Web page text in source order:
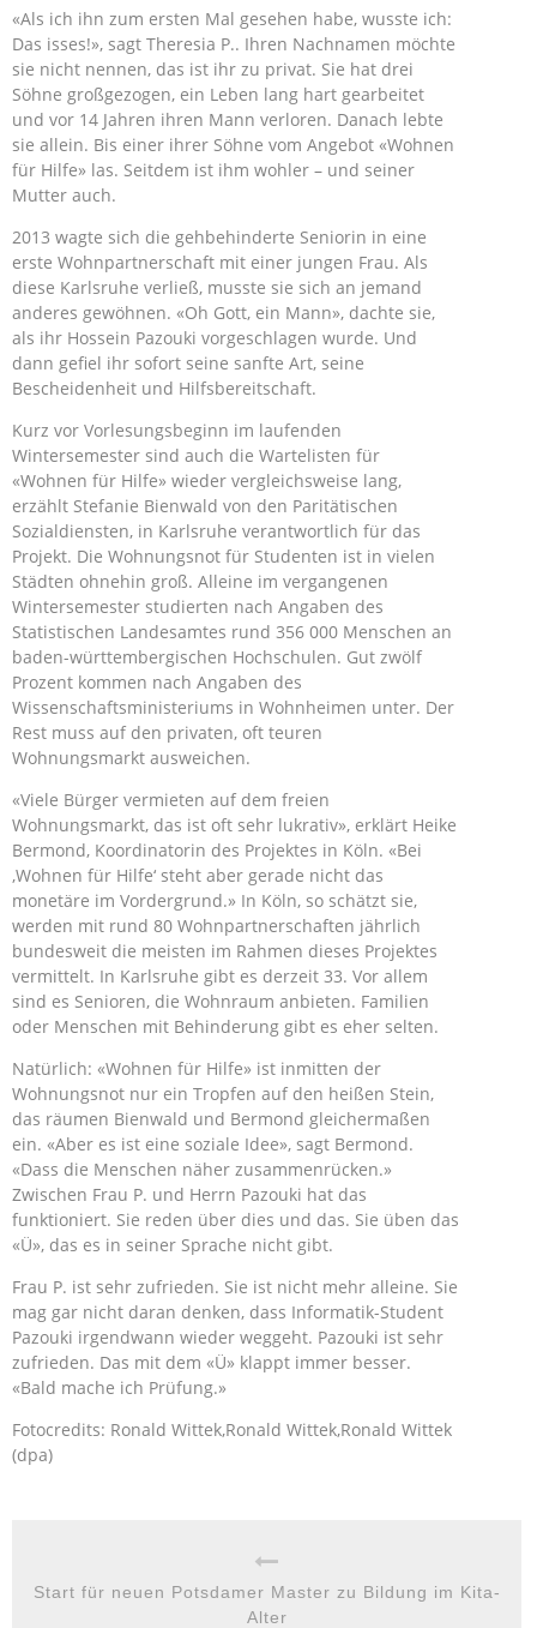
«Als ich ihn zum ersten Mal gesehen habe, wusste ich:
Das isses!», sagt Theresia P.. Ihren Nachnamen möchte
sie nicht nennen, das ist ihr zu privat. Sie hat drei
Söhne großgezogen, ein Leben lang hart gearbeitet
und vor 14 Jahren ihren Mann verloren. Danach lebte
sie allein. Bis einer ihrer Söhne vom Angebot «Wohnen
für Hilfe» las. Seitdem ist ihm wohler – und seiner
Mutter auch.
2013 wagte sich die gehbehinderte Seniorin in eine
erste Wohnpartnerschaft mit einer jungen Frau. Als
diese Karlsruhe verließ, musste sie sich an jemand
anderes gewöhnen. «Oh Gott, ein Mann», dachte sie,
als ihr Hossein Pazouki vorgeschlagen wurde. Und
dann gefiel ihr sofort seine sanfte Art, seine
Bescheidenheit und Hilfsbereitschaft.
Kurz vor Vorlesungsbeginn im laufenden
Wintersemester sind auch die Wartelisten für
«Wohnen für Hilfe» wieder vergleichsweise lang,
erzählt Stefanie Bienwald von den Paritätischen
Sozialdiensten, in Karlsruhe verantwortlich für das
Projekt. Die Wohnungsnot für Studenten ist in vielen
Städten ohnehin groß. Alleine im vergangenen
Wintersemester studierten nach Angaben des
Statistischen Landesamtes rund 356 000 Menschen an
baden-württembergischen Hochschulen. Gut zwölf
Prozent kommen nach Angaben des
Wissenschaftsministeriums in Wohnheimen unter. Der
Rest muss auf den privaten, oft teuren
Wohnungsmarkt ausweichen.
«Viele Bürger vermieten auf dem freien
Wohnungsmarkt, das ist oft sehr lukrativ», erklärt Heike
Bermond, Koordinatorin des Projektes in Köln. «Bei
‚Wohnen für Hilfe‘ steht aber gerade nicht das
monetäre im Vordergrund.» In Köln, so schätzt sie,
werden mit rund 80 Wohnpartnerschaften jährlich
bundesweit die meisten im Rahmen dieses Projektes
vermittelt. In Karlsruhe gibt es derzeit 33. Vor allem
sind es Senioren, die Wohnraum anbieten. Familien
oder Menschen mit Behinderung gibt es eher selten.
Natürlich: «Wohnen für Hilfe» ist inmitten der
Wohnungsnot nur ein Tropfen auf den heißen Stein,
das räumen Bienwald und Bermond gleichermaßen
ein. «Aber es ist eine soziale Idee», sagt Bermond.
«Dass die Menschen näher zusammenrücken.»
Zwischen Frau P. und Herrn Pazouki hat das
funktioniert. Sie reden über dies und das. Sie üben das
«Ü», das es in seiner Sprache nicht gibt.
Frau P. ist sehr zufrieden. Sie ist nicht mehr alleine. Sie
mag gar nicht daran denken, dass Informatik-Student
Pazouki irgendwann wieder weggeht. Pazouki ist sehr
zufrieden. Das mit dem «Ü» klappt immer besser.
«Bald mache ich Prüfung.»
Fotocredits: Ronald Wittek,Ronald Wittek,Ronald Wittek
(dpa)
Start für neuen Potsdamer Master zu Bildung im Kita-
Alter